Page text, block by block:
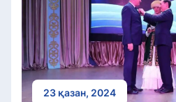
23 қазан, 2024